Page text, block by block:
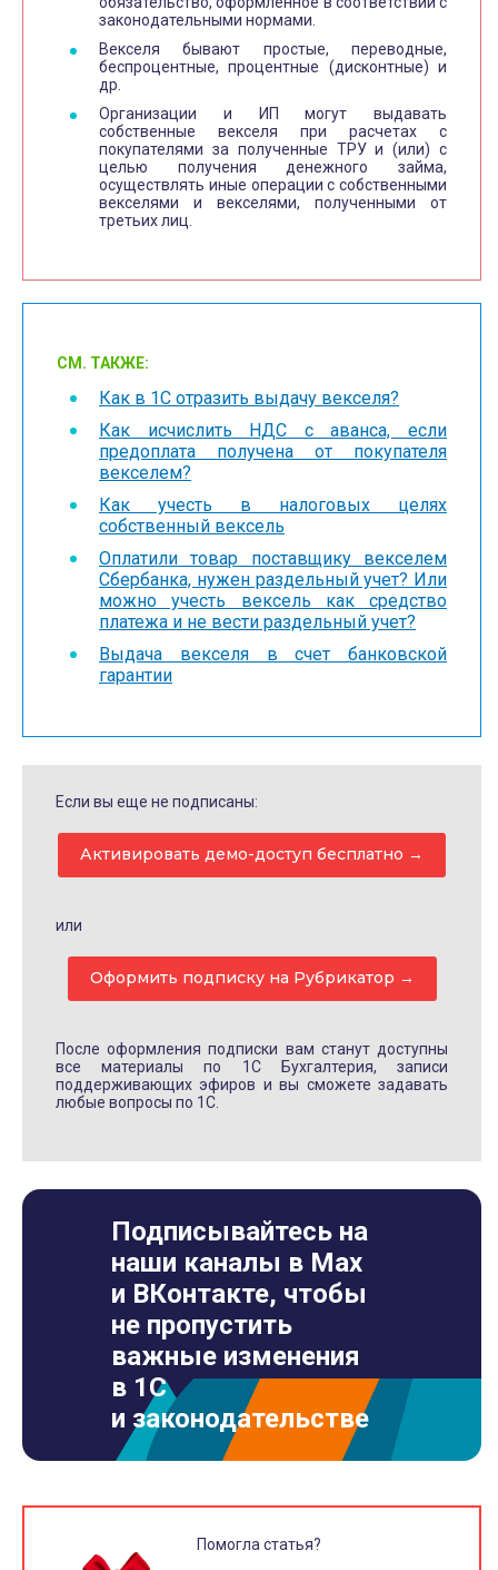
законодательными нормами.
Векселя бывают простые, переводные,
беспроцентные, процентные (дисконтные) и
др.
Организации и ИП могут выдавать
собственные векселя при расчетах с
покупателями за полученные ТРУ и (или) с
целью получения денежного займа,
осуществлять иные операции с собственными
векселями и векселями, полученными от
третьих лиц.
СМ. ТАКЖЕ:
Как в 1С отразить выдачу векселя?
Как исчислить НДС с аванса, если
предоплата получена от покупателя
векселем?
Как учесть в налоговых целях
собственный вексель
Оплатили товар поставщику векселем
Сбербанка, нужен раздельный учет? Или
можно учесть вексель как средство
платежа и не вести раздельный учет?
Выдача векселя в счет банковской
гарантии
Если вы еще не подписаны:
Активировать демо-доступ бесплатно →
или
Оформить подписку на Рубрикатор →
После оформления подписки вам станут доступны
все материалы по 1С Бухгалтерия, записи
поддерживающих эфиров и вы сможете задавать
любые вопросы по 1С.
Подписывайтесь на
наши каналы в Max
и ВКонтакте, чтобы
не пропустить
важные изменения
в 1С
и законодательстве
Помогла статья?